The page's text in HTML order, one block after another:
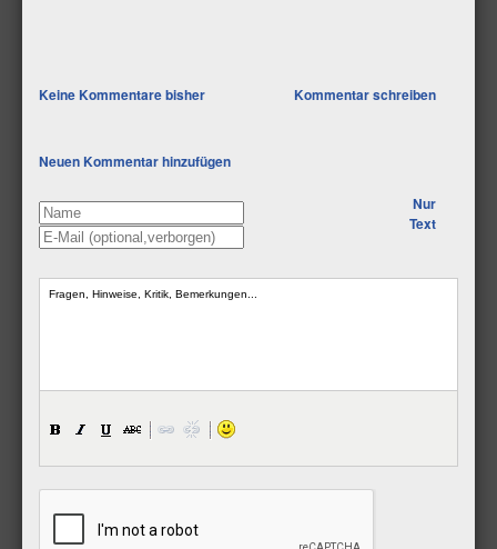
Keine Kommentare bisher Kommentar schreiben
Neuen Kommentar hinzufügen
Nur
Text